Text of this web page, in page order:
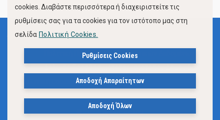
© 2023, Δήμος Βόλου
Όροι Χρήσης
Πολιτική Προστασίας Προσωπικών Δεδομένων
Πολιτική Cookies
cookies. Διαβάστε περισσότερα ή διαχειριστείτε τις
ρυθμίσεις σας για τα cookies για τον ιστότοπο μας στη
σελίδα Πολιτική Cookies.
Ρυθμίσεις Cookies
Αποδοχή Απαραίτητων
Αποδοχή Όλων